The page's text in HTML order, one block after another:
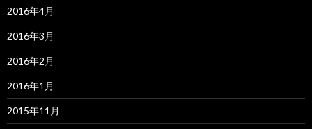
2016年4月
2016年3月
2016年2月
2016年1月
2015年11月